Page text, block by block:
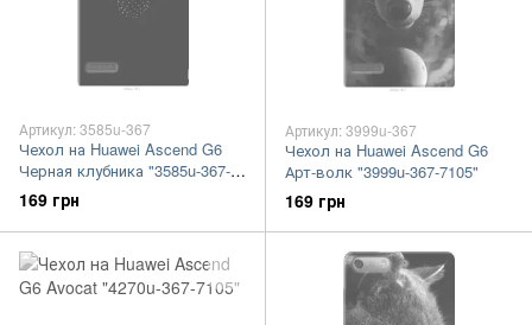
Артикул: 3585u-367
Чехол на Huawei Ascend G6
Черная клубника "3585u-367-
7105"
169 грн
Артикул: 3999u-367
Чехол на Huawei Ascend G6
Арт-волк "3999u-367-7105"
169 грн